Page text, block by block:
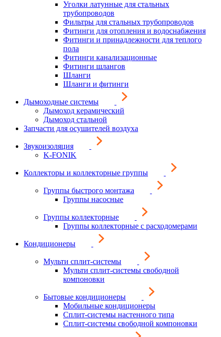
Уголки латунные для стальных
трубопроводов
Фильтры для стальных трубопроводов
Фитинги для отопления и водоснабжения
Фитинги и принадлежности для теплого
пола
Фитинги канализационные
Фитинги шлангов
Шланги
Шланги и фитинги
Дымоходные системы
Дымоход керамический
Дымоход стальной
Запчасти для осушителей воздуха
Звукоизоляция
K-FONIK
Коллекторы и коллекторные группы
Группы быстрого монтажа
Группы насосные
Группы коллекторные
Группы коллекторные с расходомерами
Кондиционеры
Мульти сплит-системы
Мульти сплит-системы свободной
компоновки
Бытовые кондиционеры
Мобильные кондиционеры
Сплит-системы настенного типа
Сплит-системы свободной компоновки